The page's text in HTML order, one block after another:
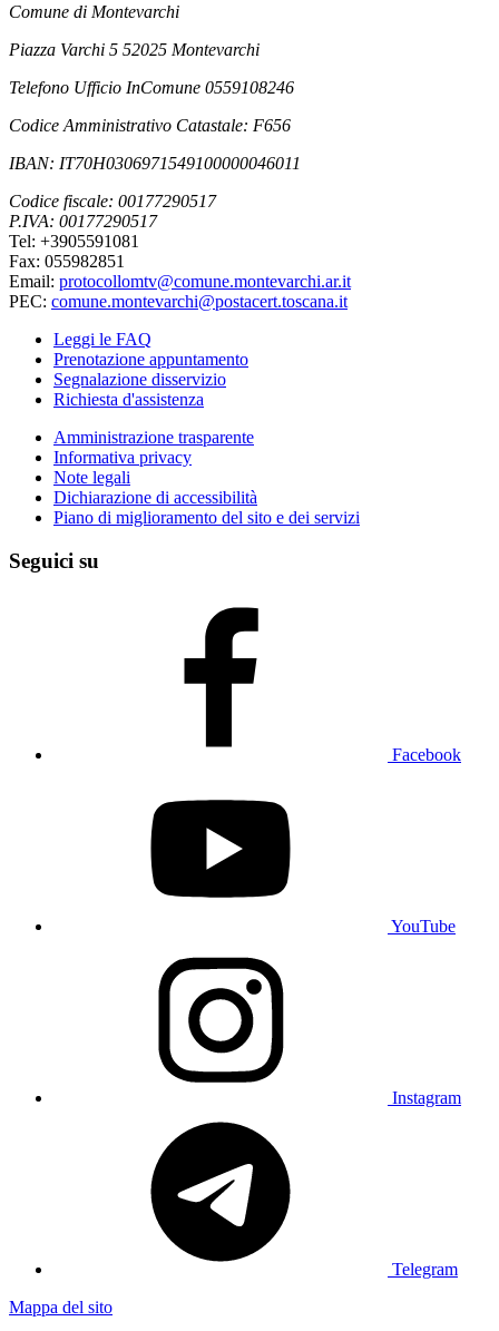
Comune di Montevarchi
Piazza Varchi 5 52025 Montevarchi
Telefono Ufficio InComune 0559108246
Codice Amministrativo Catastale: F656
IBAN: IT70H0306971549100000046011
Codice fiscale: 00177290517
P.IVA: 00177290517
Tel: +3905591081
Fax: 055982851
Email: protocollomtv@comune.montevarchi.ar.it
PEC: comune.montevarchi@postacert.toscana.it
Leggi le FAQ
Prenotazione appuntamento
Segnalazione disservizio
Richiesta d'assistenza
Amministrazione trasparente
Informativa privacy
Note legali
Dichiarazione di accessibilità
Piano di miglioramento del sito e dei servizi
Seguici su
Facebook
YouTube
Instagram
Telegram
Mappa del sito